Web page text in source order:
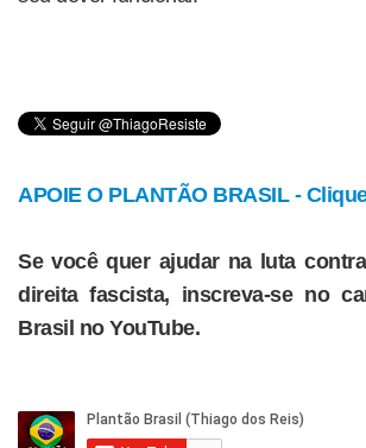
APOIE O PLANTÃO BRASIL -
Se você quer ajudar na luta
direita fascista, inscreva-se no
Brasil no YouTube.